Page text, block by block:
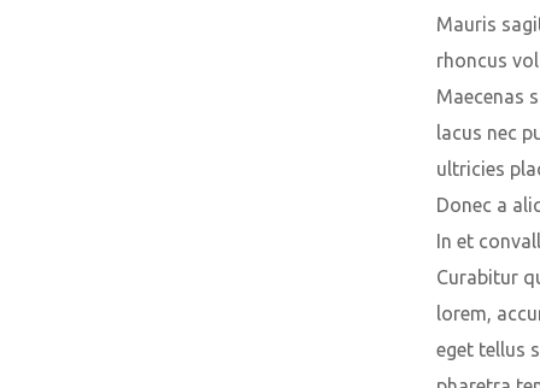
Mauris
rhoncus
Maecenas
lacus nec
ultricies
Donec a
In et
Curabitur
lorem,
eget tellus